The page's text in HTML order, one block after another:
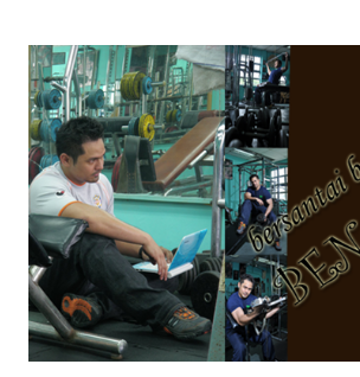
tanya sapa-sapa pun masa tu.. bila fikir-
jugak masa alahai teruknya kami sebagai
terasa jugak semakin teruk bila abg long
kat salah satu tadika swasta ni.. tapi
pun tak tau.. pengsan aku bila ingat
mungkin sebab abg long sendiri jenis
masalah dyslexia.. tapi minor la.. nanti la
dyslexia tu.. lepas tu kami buat keputusan